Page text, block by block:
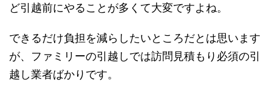
ど引越前にやることが多くて大変ですよね。
できるだけ負担を減らしたいところだとは思います
が、ファミリーの引越しでは訪問見積もり必須の引
越し業者ばかりです。